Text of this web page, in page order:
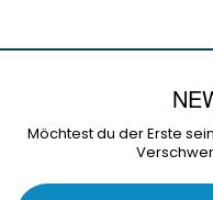
Möchtest du der Erste